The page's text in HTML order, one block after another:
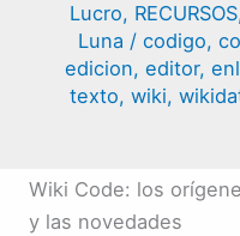
Lucro, RECURSOS
Luna / codigo,
edicion, editor,
texto, wiki,
Wiki Code: los
y las novedades